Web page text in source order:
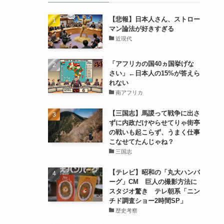
【悲報】日本人さん、ストロー
マン論法が好きすぎる
近現代
「アフリカの国40ヵ国挙げな
さい」←日本人の15%が答えら
れない
南アフリカ
【三国志】馬謖って戦争に出さ
ずに内政だけやらせてりゃ街亭
の戦いも起こらず、うまく仕事
こなせてたんじゃね？
三国志
【テレビ】昭和の「丸大ハンバ
ーグ」CM 巨人の撮影方法に
スタジオ驚き テレ朝系「ニン
チド調査ショー2時間SP」
歴史考察